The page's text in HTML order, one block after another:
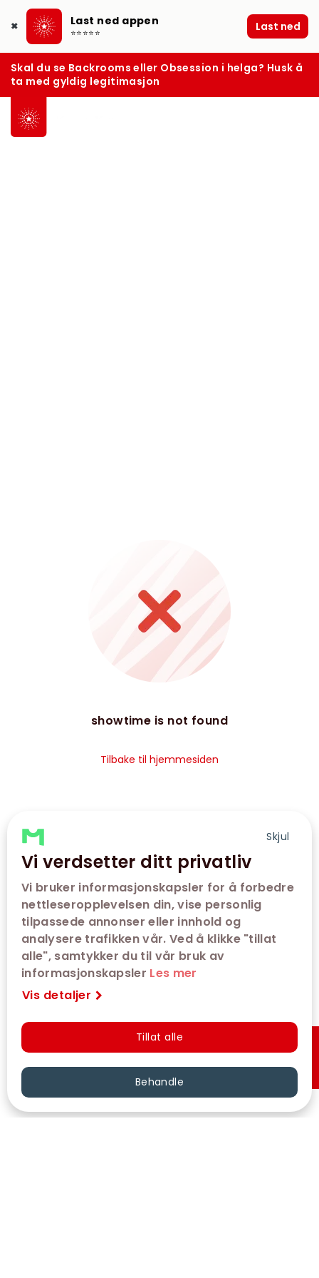
Skjul
Vi verdsetter ditt privatliv
Vi bruker informasjonskapsler for å forbedre
nettleseropplevelsen din, vise personlig
tilpassede annonser eller innhold og
analysere trafikken vår. Ved å klikke "tillat
alle", samtykker du til vår bruk av
informasjonskapsler Les mer
Vis detaljer
Tillat alle
Behandle
✖ Last ned appen
⭐⭐⭐⭐⭐ Last ned
Skal du se Backrooms eller Obsession i helga? Husk å
ta med gyldig legitimasjon
showtime is not found
Tilbake til hjemmesiden
Hurtigkjøp